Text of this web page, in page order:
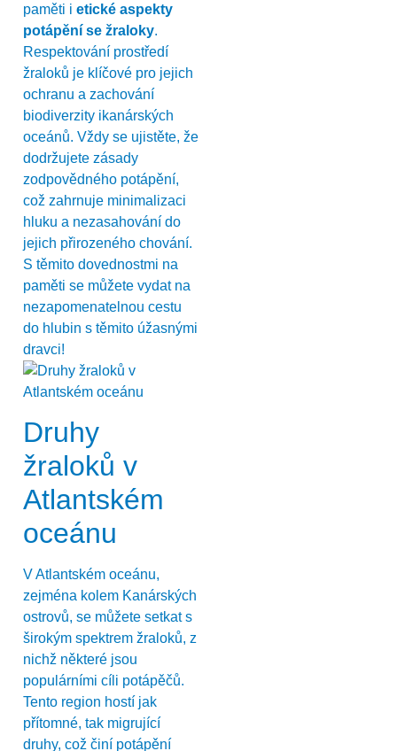
paměti i etické aspekty
potápění se žraloky.
Respektování prostředí
žraloků je klíčové pro jejich
ochranu a zachování
biodiverzity ikanárských
oceánů. Vždy se ujistěte, že
dodržujete zásady
zodpovědného potápění,
což zahrnuje minimalizaci
hluku a nezasahování do
jejich přirozeného chování.
S těmito dovednostmi na
paměti se můžete vydat na
nezapomenatelnou cestu
do hlubin s těmito úžasnými
dravci!
Druhy
žraloků v
Atlantském
oceánu
V Atlantském oceánu,
zejména kolem Kanárských
ostrovů, se můžete setkat s
širokým spektrem žraloků, z
nichž některé jsou
populárními cíli potápěčů.
Tento region hostí jak
přítomné, tak migrující
druhy, což činí potápění